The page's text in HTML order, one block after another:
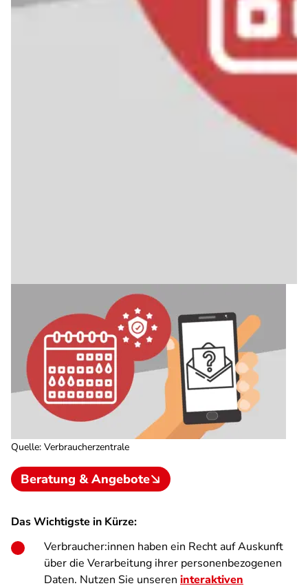
Quelle: Verbraucherzentrale
Beratung & Angebote
Das Wichtigste in Kürze:
Verbraucher:innen haben ein Recht auf Auskunft
über die Verarbeitung ihrer personenbezogenen
Daten. Nutzen Sie unseren interaktiven